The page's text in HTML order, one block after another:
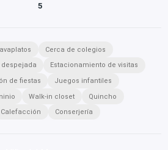
5
Cerca de colegios
despejada
Estacionamiento de visitas
de fiestas
Juegos infantiles
Walk-in closet
Quincho
Calefacción Conserjería